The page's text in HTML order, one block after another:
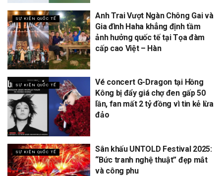
SỰ KIỆN QUỐC TẾ
Anh Trai Vượt Ngàn Chông Gai và
Gia đình Haha khẳng định tầm
ảnh hưởng quốc tế tại Tọa đàm
cấp cao Việt – Hàn
SỰ KIỆN QUỐC TẾ
Vé concert G-Dragon tại Hồng
Kông bị đẩy giá chợ đen gấp 50
lần, fan mất 2 tỷ đồng vì tin kẻ lừa
đảo
SỰ KIỆN QUỐC TẾ
Sân khấu UNTOLD Festival 2025:
“Bức tranh nghệ thuật” đẹp mắt
và công phu